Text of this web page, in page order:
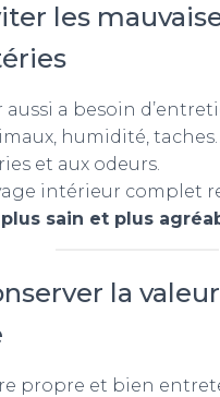
les
aussi a besoin
humidité,
et aux odeurs.
intérieur complet
plus sain et plus
la
propre et bien